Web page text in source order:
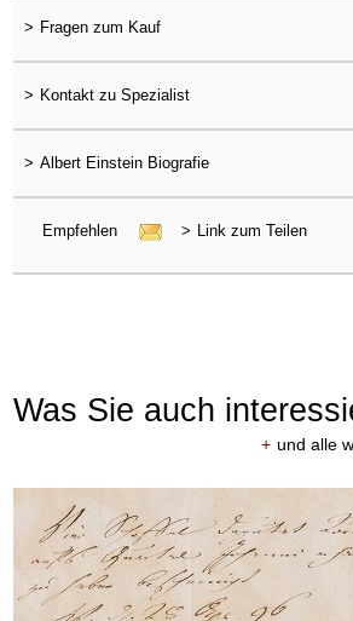
> Fragen zum Kauf
> Kontakt zu Spezialist
> Albert Einstein Biografie
Empfehlen > Link zum Teilen
Was Sie auch
+ und alle